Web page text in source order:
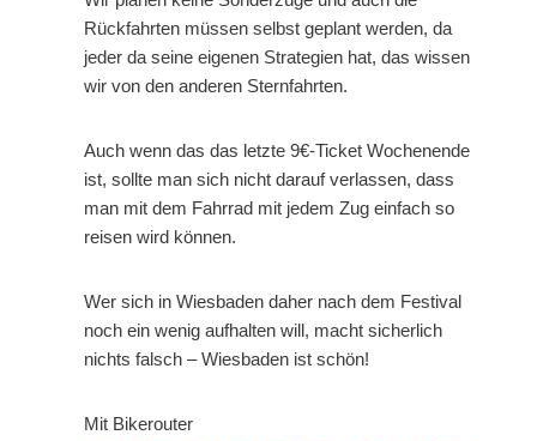
Rückfahrten müssen selbst geplant werden, da
jeder da seine eigenen Strategien hat, das wissen
wir von den anderen Sternfahrten.
Auch wenn das das letzte 9€-Ticket Wochenende
ist, sollte man sich nicht darauf verlassen, dass
man mit dem Fahrrad mit jedem Zug einfach so
reisen wird können.
Wer sich in Wiesbaden daher nach dem Festival
noch ein wenig aufhalten will, macht sicherlich
nichts falsch – Wiesbaden ist schön!
Mit Bikerouter